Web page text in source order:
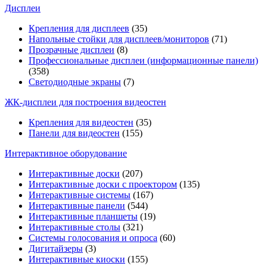
Дисплеи
Крепления для дисплеев (35)
Напольные стойки для дисплеев/мониторов (71)
Прозрачные дисплеи (8)
Профессиональные дисплеи (информационные панели)
(358)
Светодиодные экраны (7)
ЖК-дисплеи для построения видеостен
Крепления для видеостен (35)
Панели для видеостен (155)
Интерактивное оборудование
Интерактивные доски (207)
Интерактивные доски с проектором (135)
Интерактивные системы (167)
Интерактивные панели (544)
Интерактивные планшеты (19)
Интерактивные столы (321)
Системы голосования и опроса (60)
Дигитайзеры (3)
Интерактивные киоски (155)